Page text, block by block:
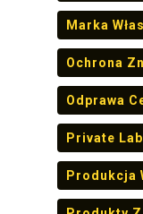
Marka
Ochrona
Odprawa
Private
Produkcja